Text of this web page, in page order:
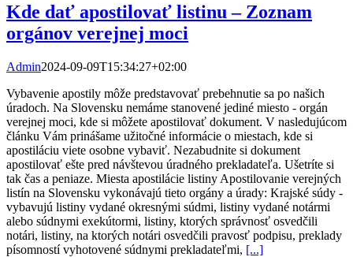
Kde dať apostilovať listinu – Zoznam
orgánov verejnej moci
Admin2024-09-09T15:34:27+02:00
Vybavenie apostily môže predstavovať prebehnutie sa po našich
úradoch. Na Slovensku nemáme stanovené jediné miesto - orgán
verejnej moci, kde si môžete apostilovať dokument. V nasledujúcom
článku Vám prinášame užitočné informácie o miestach, kde si
apostiláciu viete osobne vybaviť. Nezabudnite si dokument
apostilovať ešte pred návštevou úradného prekladateľa. Ušetríte si
tak čas a peniaze. Miesta apostilácie listiny Apostilovanie verejných
listín na Slovensku vykonávajú tieto orgány a úrady: Krajské súdy -
vybavujú listiny vydané okresnými súdmi, listiny vydané notármi
alebo súdnymi exekútormi, listiny, ktorých správnosť osvedčili
notári, listiny, na ktorých notári osvedčili pravosť podpisu, preklady
písomností vyhotovené súdnymi prekladateľmi, [...]